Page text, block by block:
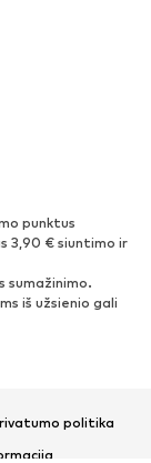
punktus
3,90 € siuntimo ir
sumažinimo.
iš užsienio gali
politika